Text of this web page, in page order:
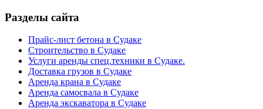
Разделы сайта
Прайс-лист бетона в Судаке
Строительство в Судаке
Услуги аренды спец.техники в Судаке.
Доставка грузов в Судаке
Аренда крана в Судаке
Аренда самосвала в Судаке
Аренда экскаватора в Судаке